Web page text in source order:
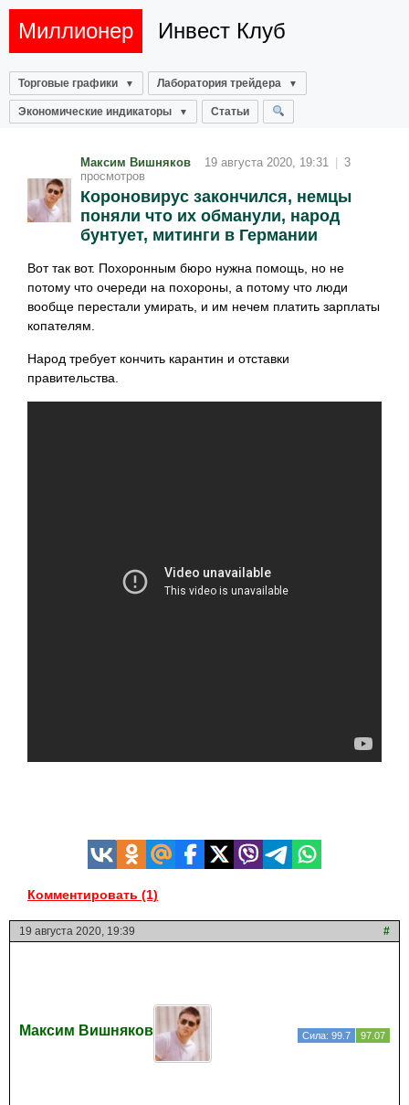
Миллионер Инвест Клуб
Торговые графики Лаборатория трейдера
Экономические индикаторы Статьи
Максим Вишняков 19 августа 2020, 19:31
3
просмотров
Короновирус закончился, немцы
поняли что их обманули, народ
бунтует, митинги в Германии
Вот так вот. Похоронным бюро нужна помощь, но не
потому что очереди на похороны, а потому что люди
вообще перестали умирать, и им нечем платить зарплаты
копателям.
Народ требует кончить карантин и отставки
правительства.
Комментировать (1)
19 августа 2020, 19:39 #
Максим Вишняков Сила: 99.7 97.07